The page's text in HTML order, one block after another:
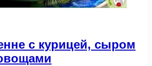
с курицей, сыром